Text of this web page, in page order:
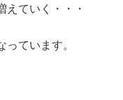
えていく・・・
ています。